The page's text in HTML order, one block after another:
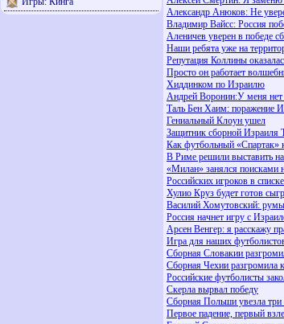
Александр Анюков: Не
Владимир Вайсс: Россия
Аленичев уверен в победе
Наши ребята уже на
Репутация Коллины
Просто он работает
Хиддинком по Израилю
Андрей Воронин:У меня нет
Таль Бен Хаим: поражение
Гениальный Клоун ушел
Защитник сборной Израиля
Как футбольный «Спартак»
В Риме решили выставить
«Милан» занялся поисками
Российских игроков в
Хулио Круз будет готов
Василий Хомутовский:
Россия начнет игру с
Арсен Венгер: я расскажу
Игра для наших
Сборная Словакии
Сборная Чехии разгромила
Российские футболисты
Скерла вырвал победу
Сборная Польши увезла три
Первое падение, первый